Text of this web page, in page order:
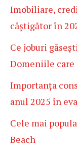
Imobiliare,
câștigător în
Ce joburi
Domeniile care
Importanța
anul 2025 în
Cele mai
Beach